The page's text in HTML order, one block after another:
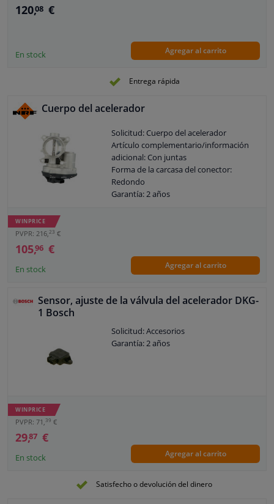
120,08 €
En stock Agregar al carrito
Entrega rápida
Cuerpo del acelerador
Solicitud: Cuerpo del acelerador
Artículo complementario/información
adicional: Con juntas
Forma de la carcasa del conector:
Redondo
Garantía: 2 años
WINPRICE
PVPR: 216,23 €
105,96 €
En stock Agregar al carrito
Sensor, ajuste de la válvula del acelerador DKG-
1 Bosch
Solicitud: Accesorios
Garantía: 2 años
WINPRICE
PVPR: 71,39 €
29,87 €
En stock Agregar al carrito
Satisfecho o devolución del dinero